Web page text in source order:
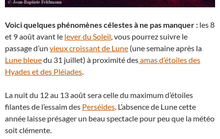
Voici quelques phénomènes célestes à ne pas manquer : les 8
et 9 août avant le lever du Soleil, vous pourrez suivre le
passage d’un vieux croissant de Lune (une semaine après la
Lune bleuedu 31 juillet) à proximité desamas d’étoiles des
Hyades et des Pléiades.
La nuit du 12 au 13 août sera celle du maximum d’étoiles
filantes de l’essaim des Perséides. L’absence de Lune cette
année laisse présager un beau spectacle pour peu que la météo
soit clémente.